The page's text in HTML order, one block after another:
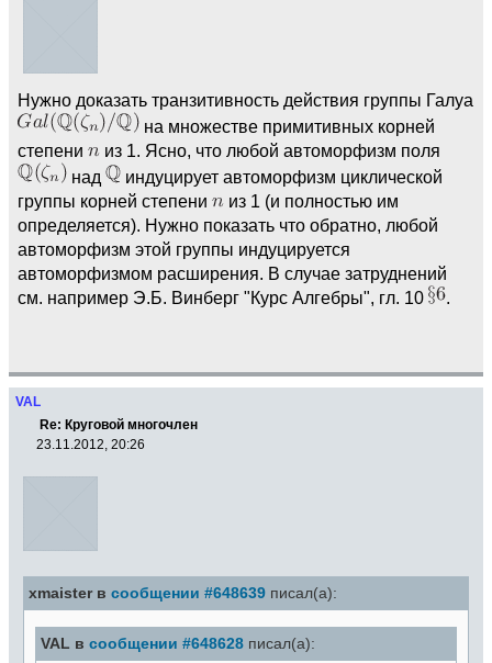
Нужно доказать транзитивность действия группы Галуа
на множестве примитивных корней
степени
из 1. Ясно, что любой автоморфизм поля
над
индуцирует автоморфизм циклической
группы корней степени
из 1 (и полностью им
определяется). Нужно показать что обратно, любой
автоморфизм этой группы индуцируется
автоморфизмом расширения. В случае затруднений
см. например Э.Б. Винберг "Курс Алгебры", гл. 10
.
VAL
Re: Круговой многочлен
23.11.2012, 20:26
xmaister в сообщении #648639 писал(а):
VAL в сообщении #648628 писал(а):